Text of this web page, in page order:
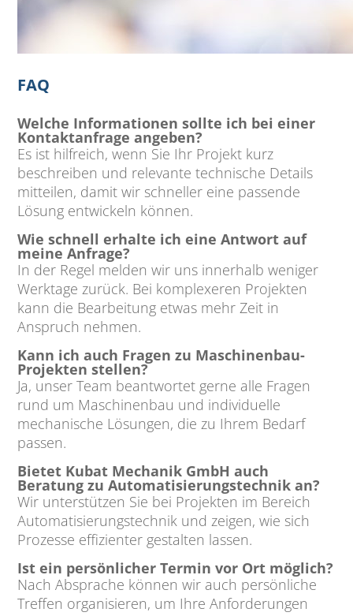
FAQ
Welche Informationen sollte ich bei einer
Kontaktanfrage angeben?
Es ist hilfreich, wenn Sie Ihr Projekt kurz
beschreiben und relevante technische Details
mitteilen, damit wir schneller eine passende
Lösung entwickeln können.
Wie schnell erhalte ich eine Antwort auf
meine Anfrage?
In der Regel melden wir uns innerhalb weniger
Werktage zurück. Bei komplexeren Projekten
kann die Bearbeitung etwas mehr Zeit in
Anspruch nehmen.
Kann ich auch Fragen zu Maschinenbau-
Projekten stellen?
Ja, unser Team beantwortet gerne alle Fragen
rund um Maschinenbau und individuelle
mechanische Lösungen, die zu Ihrem Bedarf
passen.
Bietet Kubat Mechanik GmbH auch
Beratung zu Automatisierungstechnik an?
Wir unterstützen Sie bei Projekten im Bereich
Automatisierungstechnik und zeigen, wie sich
Prozesse effizienter gestalten lassen.
Ist ein persönlicher Termin vor Ort möglich?
Nach Absprache können wir auch persönliche
Treffen organisieren, um Ihre Anforderungen